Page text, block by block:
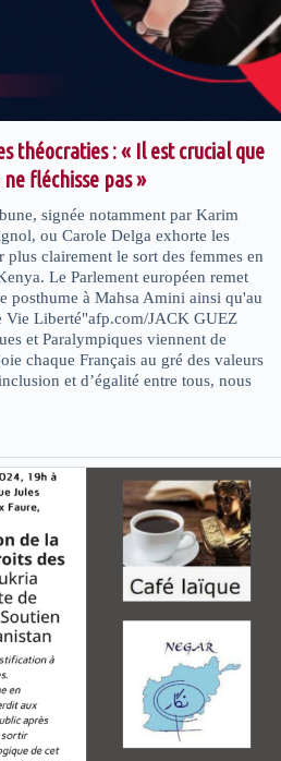
théocraties : « Il est crucial que
fléchisse pas »
signée notamment par Karim
ou Carole Delga exhorte les
plus clairement le sort des femmes en
Le Parlement européen remet
posthume à Mahsa Amini ainsi qu'au
Vie Liberté"afp.com/JACK GUEZ
et Paralympiques viennent de
chaque Français au gré des valeurs
et d’égalité entre tous, nous